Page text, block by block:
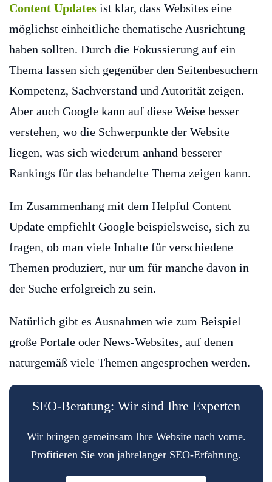
Content Updates ist klar, dass Websites eine
möglichst einheitliche thematische Ausrichtung
haben sollten. Durch die Fokussierung auf ein
Thema lassen sich gegenüber den Seitenbesuchern
Kompetenz, Sachverstand und Autorität zeigen.
Aber auch Google kann auf diese Weise besser
verstehen, wo die Schwerpunkte der Website
liegen, was sich wiederum anhand besserer
Rankings für das behandelte Thema zeigen kann.
Im Zusammenhang mit dem Helpful Content
Update empfiehlt Google beispielsweise, sich zu
fragen, ob man viele Inhalte für verschiedene
Themen produziert, nur um für manche davon in
der Suche erfolgreich zu sein.
Natürlich gibt es Ausnahmen wie zum Beispiel
große Portale oder News-Websites, auf denen
naturgemäß viele Themen angesprochen werden.
SEO-Beratung: Wir sind Ihre Experten
Wir bringen gemeinsam Ihre Website nach vorne.
Profitieren Sie von jahrelanger SEO-Erfahrung.